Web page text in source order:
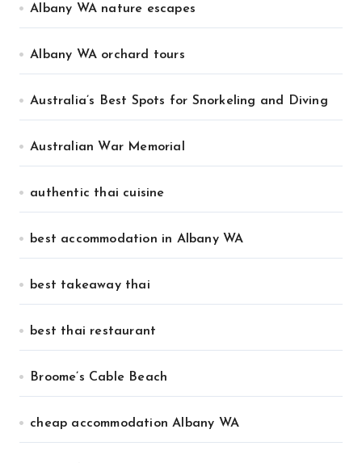
Albany WA nature escapes
Albany WA orchard tours
Australia’s Best Spots for Snorkeling and Diving
Australian War Memorial
authentic thai cuisine
best accommodation in Albany WA
best takeaway thai
best thai restaurant
Broome’s Cable Beach
cheap accommodation Albany WA